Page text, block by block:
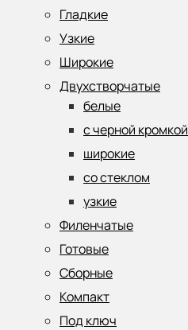
Гладкие
Узкие
Широкие
Двухстворчатые
белые
с черной кромкой
широкие
со стеклом
узкие
Филенчатые
Готовые
Сборные
Компакт
Под ключ